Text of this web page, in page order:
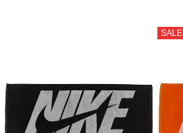
SALE